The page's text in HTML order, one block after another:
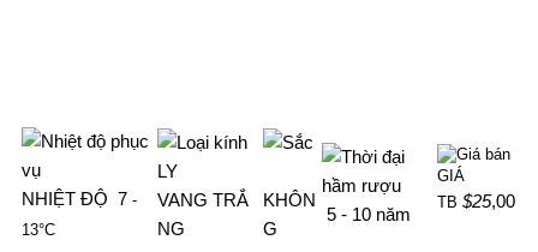
NHIỆT ĐỘ 7 -
13°C
LY
VANG TRẮ
NG
KHÔN
G
5 - 10 năm
GIÁ
TB $25,00